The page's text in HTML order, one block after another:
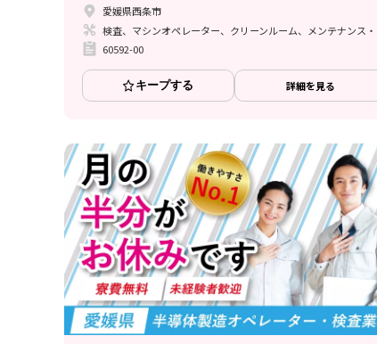
愛媛県西条市
60592-00
キープする 詳細を見る